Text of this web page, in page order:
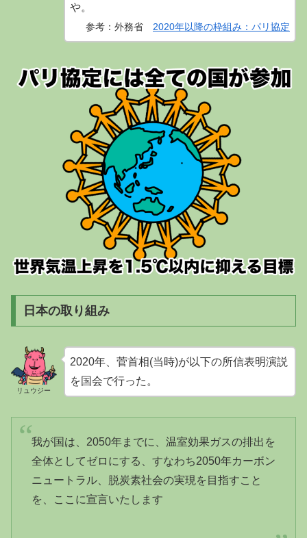
や。
参考：外務省 2020年以降の枠組み：パリ協定
日本の取り組み
リュウジー
2020年、菅首相(当時)が以下の所信表明演説
を国会で行った。
我が国は、2050年までに、温室効果ガスの排出を
全体としてゼロにする、すなわち2050年カーボン
ニュートラル、脱炭素社会の実現を目指すこと
を、ここに宣言いたします